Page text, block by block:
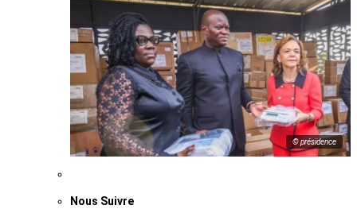
© présidence
Nous Suivre